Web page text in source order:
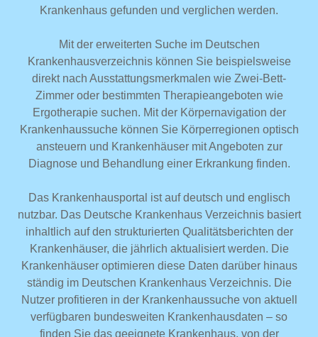
Krankenhaus gefunden und verglichen werden.
Mit der erweiterten Suche im Deutschen
Krankenhausverzeichnis können Sie beispielsweise
direkt nach Ausstattungsmerkmalen wie Zwei-Bett-
Zimmer oder bestimmten Therapieangeboten wie
Ergotherapie suchen. Mit der Körpernavigation der
Krankenhaussuche können Sie Körperregionen optisch
ansteuern und Krankenhäuser mit Angeboten zur
Diagnose und Behandlung einer Erkrankung finden.
Das Krankenhausportal ist auf deutsch und englisch
nutzbar. Das Deutsche Krankenhaus Verzeichnis basiert
inhaltlich auf den strukturierten Qualitätsberichten der
Krankenhäuser, die jährlich aktualisiert werden. Die
Krankenhäuser optimieren diese Daten darüber hinaus
ständig im Deutschen Krankenhaus Verzeichnis. Die
Nutzer profitieren in der Krankenhaussuche von aktuell
verfügbaren bundesweiten Krankenhausdaten – so
finden Sie das geeignete Krankenhaus, von der